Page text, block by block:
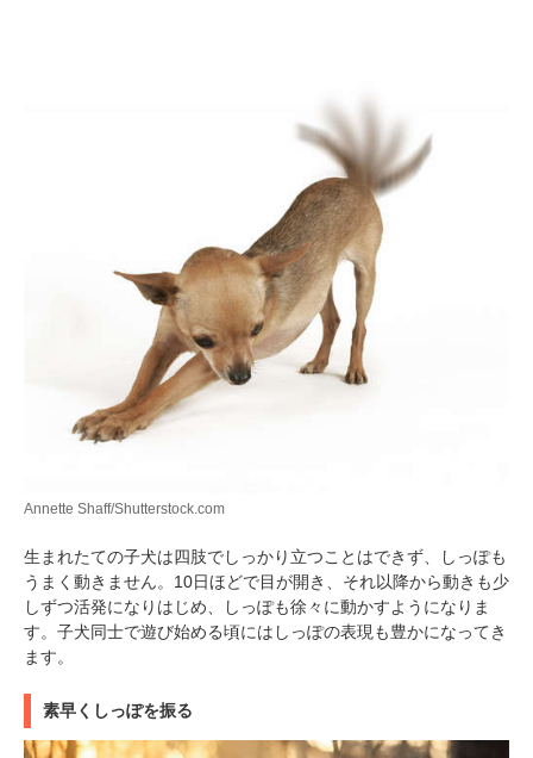
Annette Shaff/Shutterstock.com
生まれたての子犬は四肢でしっかり立つことはできず、しっぽも
うまく動きません。10日ほどで目が開き、それ以降から動きも少
しずつ活発になりはじめ、しっぽも徐々に動かすようになりま
す。子犬同士で遊び始める頃にはしっぽの表現も豊かになってき
ます。
素早くしっぽを振る